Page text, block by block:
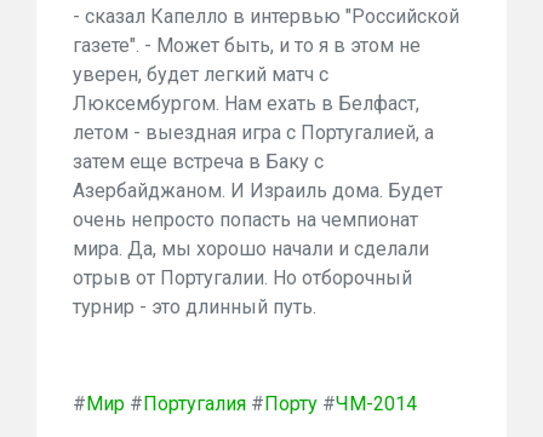
- сказал Капелло в интервью "Российской
газете". - Может быть, и то я в этом не
уверен, будет легкий матч с
Люксембургом. Нам ехать в Белфаст,
летом - выездная игра с Португалией, а
затем еще встреча в Баку с
Азербайджаном. И Израиль дома. Будет
очень непросто попасть на чемпионат
мира. Да, мы хорошо начали и сделали
отрыв от Португалии. Но отборочный
турнир - это длинный путь.
#Мир #Португалия #Порту #ЧМ-2014